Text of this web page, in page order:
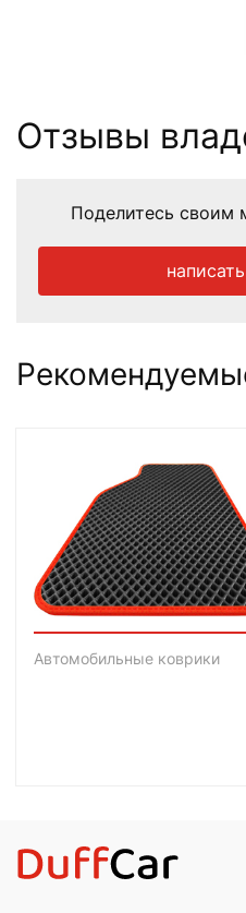
Отзывы
Поделитесь своим
Автомобильные коврики